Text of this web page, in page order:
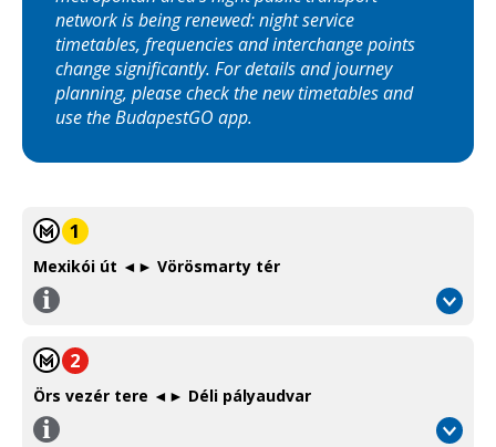
network is being renewed: night service
timetables, frequencies and interchange points
change significantly. For details and journey
planning, please check the new timetables and
use the BudapestGO app.
1
Mexikói út ◄► Vörösmarty tér
Információ
Information
2
Örs vezér tere ◄► Déli pályaudvar
Információ